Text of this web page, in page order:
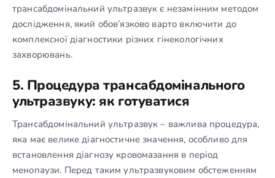
трансабдомінальний ультразвук є незамінним методом
дослідження, який обов’язково варто включити до
комплексної діагностики різних гінекологічних
захворювань.
5. Процедура трансабдомінального
ультразвуку: як готуватися
Трансабдомінальний ультразвук – важлива процедура,
яка має велике діагностичне значення, особливо для
встановлення діагнозу кровомазання в період
менопаузи. Перед таким ультразвуковим обстеженням